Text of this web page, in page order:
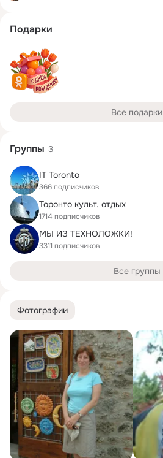
Фотографии
Подарки
Все подарки
Группы 3
IT Toronto
366 подписчиков
Торонто культ. отдых
1714 подписчиков
МЫ ИЗ ТЕХНОЛОЖКИ!
3311 подписчиков
Все группы